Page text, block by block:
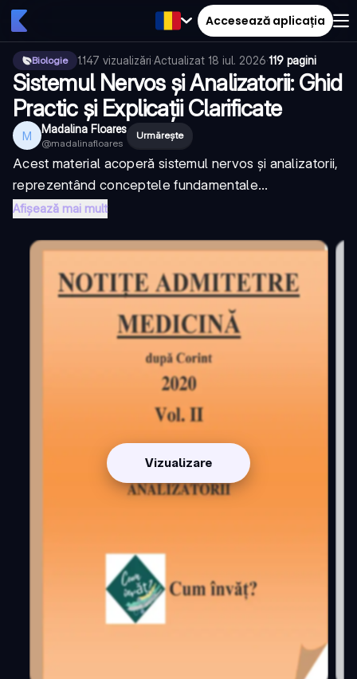
Accesează aplicația
Biologie 1.147 vizualizări·Actualizat 18 iul. 2026·119 pagini
Sistemul Nervos și Analizatorii: Ghid
Practic și Explicații Clarificate
M Madalina Floares
@madalinafloares
Urmărește
Acest material acoperă sistemul nervos și analizatorii,
reprezentând conceptele fundamentale...
Afișează mai mult
Vizualizare